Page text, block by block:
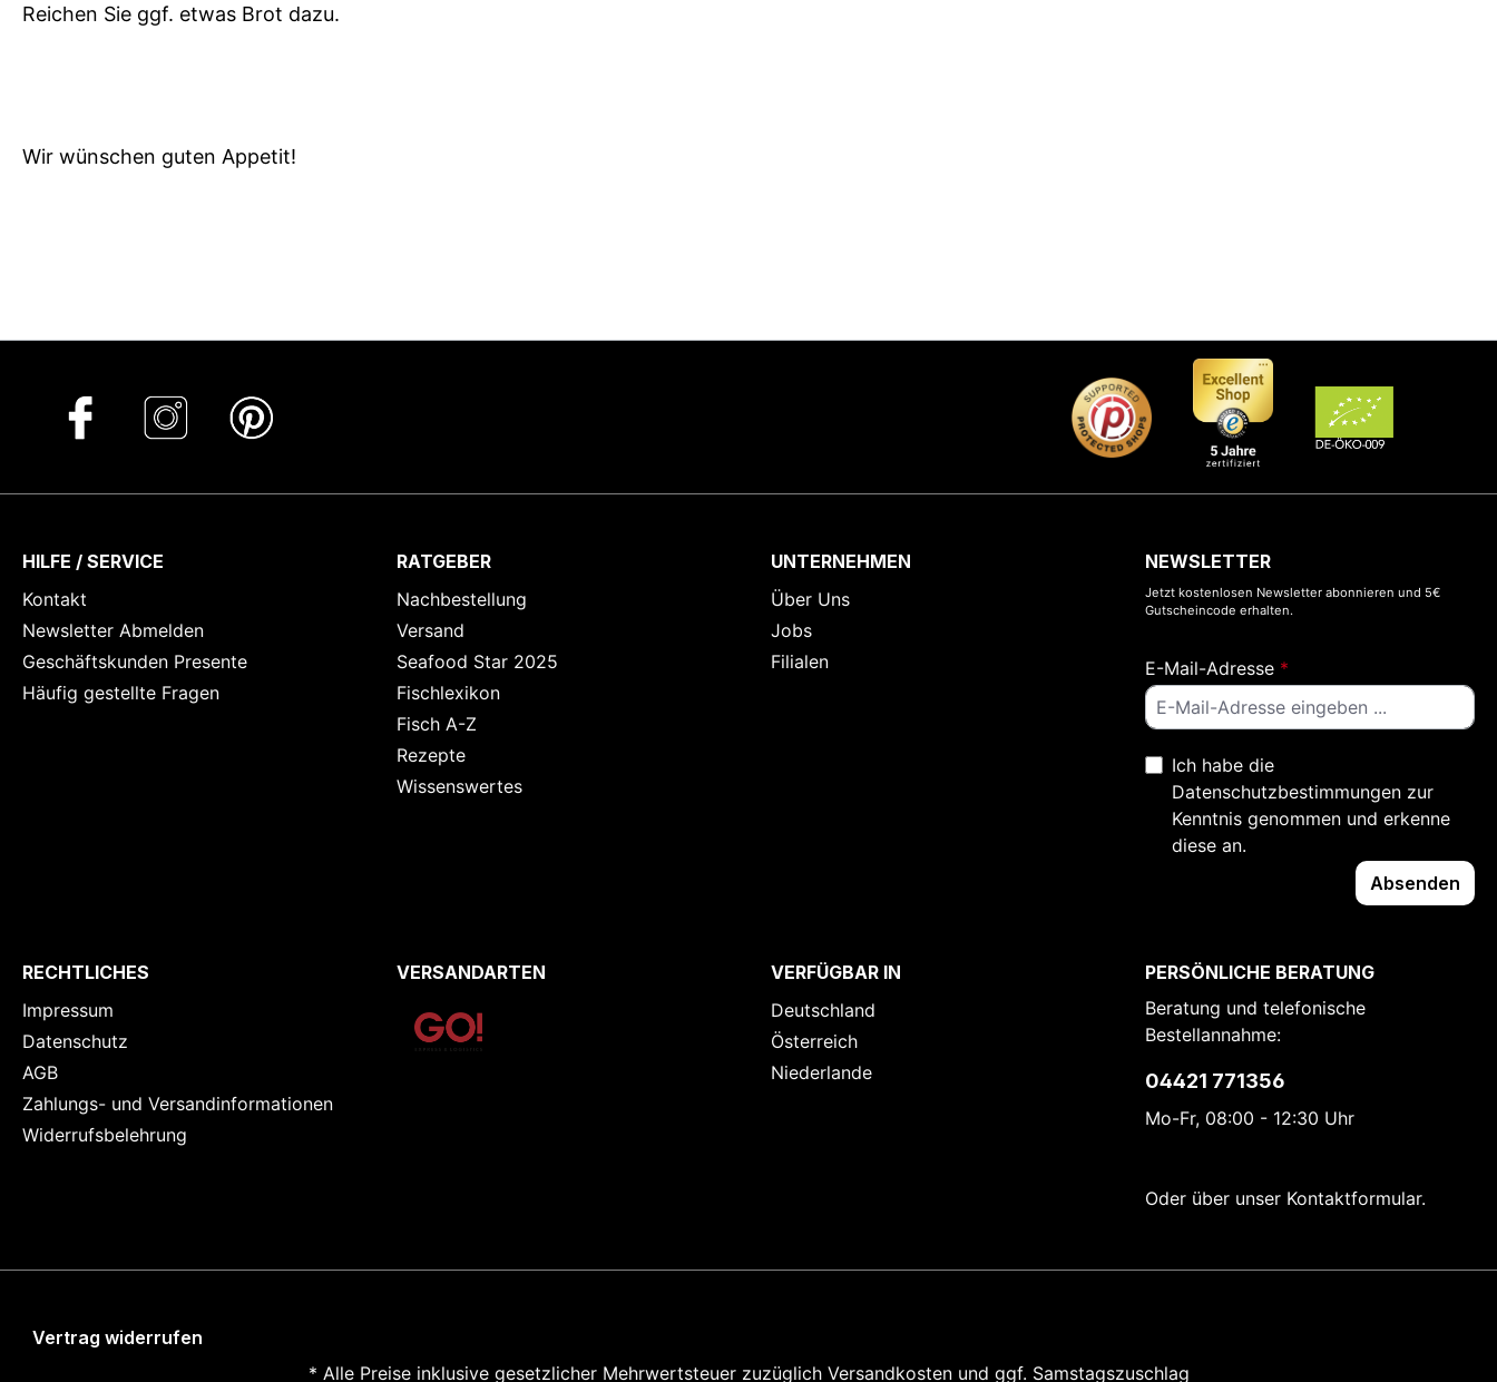
Reichen Sie ggf. etwas Brot dazu.
Wir wünschen guten Appetit!
HILFE / SERVICE
Kontakt
Newsletter Abmelden
Geschäftskunden Presente
Häufig gestellte Fragen
RATGEBER
Nachbestellung
Versand
Seafood Star 2025
Fischlexikon
Fisch A-Z
Rezepte
Wissenswertes
UNTERNEHMEN
Über Uns
Jobs
Filialen
NEWSLETTER
Jetzt kostenlosen Newsletter abonnieren und 5€
Gutscheincode erhalten.
E-Mail-Adresse *
Ich habe die
Datenschutzbestimmungen zur
Kenntnis genommen und erkenne
diese an.
Absenden
RECHTLICHES
Impressum
Datenschutz
AGB
Zahlungs- und Versandinformationen
Widerrufsbelehrung
VERSANDARTEN
VERFÜGBAR IN
Deutschland
Österreich
Niederlande
PERSÖNLICHE BERATUNG
Beratung und telefonische
Bestellannahme:
04421 771356
Mo-Fr, 08:00 - 12:30 Uhr
Oder über unser Kontaktformular.
Vertrag widerrufen
* Alle Preise inklusive gesetzlicher Mehrwertsteuer zuzüglich Versandkosten und ggf. Samstagszuschlag